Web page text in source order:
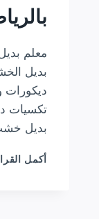
معلم
بديل
ديكورات
تكسيات
بديل
أكمل